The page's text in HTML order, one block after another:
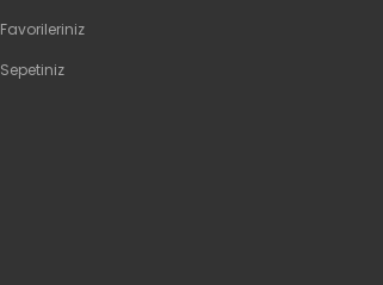
Favorileriniz
Sepetiniz